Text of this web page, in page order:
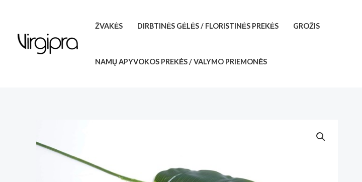
turinio
ŽVAKĖS DIRBTINĖS GĖLĖS / FLORISTINĖS PREKĖS GROŽIS
NAMŲ APYVOKOS PREKĖS / VALYMO PRIEMONĖS